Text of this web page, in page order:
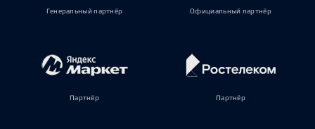
Генеральный партнёр Официальный партнёр
Партнёр Партнёр